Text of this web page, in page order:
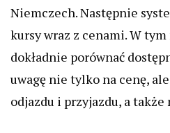
Niemczech. Następnie
kursy wraz z cenami. W
dokładnie porównać
uwagę nie tylko na cenę,
odjazdu i przyjazdu, a także